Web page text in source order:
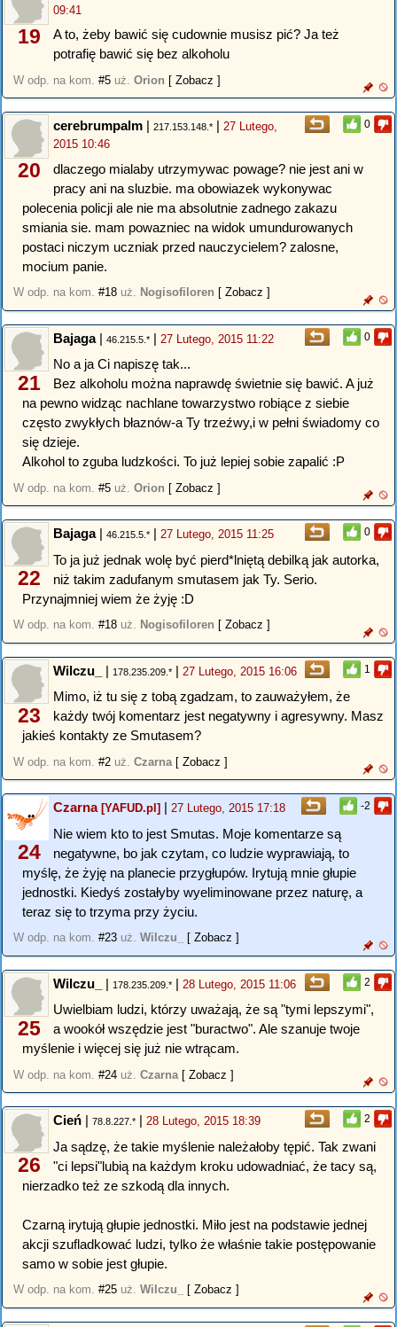
19
09:41
A to, żeby bawić się cudownie musisz pić? Ja też
potrafię bawić się bez alkoholu
W odp. na kom. #5 uż. Orion [ Zobacz ]
0
20
cerebrumpalm | 217.153.148.* | 27 Lutego,
2015 10:46
dlaczego mialaby utrzymywac powage? nie jest ani w
pracy ani na sluzbie. ma obowiazek wykonywac
polecenia policji ale nie ma absolutnie zadnego zakazu
smiania sie. mam powazniec na widok umundurowanych
postaci niczym uczniak przed nauczycielem? zalosne,
mocium panie.
W odp. na kom. #18 uż. Nogisofiloren [ Zobacz ]
0
21
Bajaga| 46.215.5.* | 27 Lutego, 2015 11:22
No a ja Ci napiszę tak...
Bez alkoholu można naprawdę świetnie się bawić. A już
na pewno widząc nachlane towarzystwo robiące z siebie
często zwykłych błaznów-a Ty trzeźwy,i w pełni świadomy co
się dzieje.
Alkohol to zguba ludzkości. To już lepiej sobie zapalić :P
W odp. na kom. #5 uż. Orion [ Zobacz ]
0
22
Bajaga| 46.215.5.* | 27 Lutego, 2015 11:25
To ja już jednak wolę być pierd*lniętą debilką jak autorka,
niż takim zadufanym smutasem jak Ty. Serio.
Przynajmniej wiem że żyję :D
W odp. na kom. #18 uż. Nogisofiloren [ Zobacz ]
1
23
Wilczu_ | 178.235.209.* | 27 Lutego, 2015 16:06
Mimo, iż tu się z tobą zgadzam, to zauważyłem, że
każdy twój komentarz jest negatywny i agresywny. Masz
jakieś kontakty ze Smutasem?
W odp. na kom. #2 uż. Czarna [ Zobacz ]
-2
24
Czarna[YAFUD.pl] | 27 Lutego, 2015 17:18
Nie wiem kto to jest Smutas. Moje komentarze są
negatywne, bo jak czytam, co ludzie wyprawiają, to
myślę, że żyję na planecie przygłupów. Irytują mnie głupie
jednostki. Kiedyś zostałyby wyeliminowane przez naturę, a
teraz się to trzyma przy życiu.
W odp. na kom. #23 uż. Wilczu_ [ Zobacz ]
2
25
Wilczu_ | 178.235.209.* | 28 Lutego, 2015 11:06
Uwielbiam ludzi, którzy uważają, że są "tymi lepszymi",
a wookół wszędzie jest "buractwo". Ale szanuje twoje
myślenie i więcej się już nie wtrącam.
W odp. na kom. #24 uż. Czarna [ Zobacz ]
2
26
Cień | 78.8.227.* | 28 Lutego, 2015 18:39
Ja sądzę, że takie myślenie należałoby tępić. Tak zwani
"ci lepsi"lubią na każdym kroku udowadniać, że tacy są,
nierzadko też ze szkodą dla innych.
Czarną irytują głupie jednostki. Miło jest na podstawie jednej
akcji szufladkować ludzi, tylko że właśnie takie postępowanie
samo w sobie jest głupie.
W odp. na kom. #25 uż. Wilczu_ [ Zobacz ]